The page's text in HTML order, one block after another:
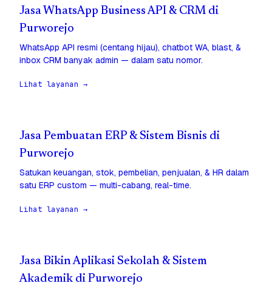
Jasa WhatsApp Business API & CRM di
Purworejo
WhatsApp API resmi (centang hijau), chatbot WA, blast, &
inbox CRM banyak admin — dalam satu nomor.
Lihat layanan →
Jasa Pembuatan ERP & Sistem Bisnis di
Purworejo
Satukan keuangan, stok, pembelian, penjualan, & HR dalam
satu ERP custom — multi-cabang, real-time.
Lihat layanan →
Jasa Bikin Aplikasi Sekolah & Sistem
Akademik di Purworejo